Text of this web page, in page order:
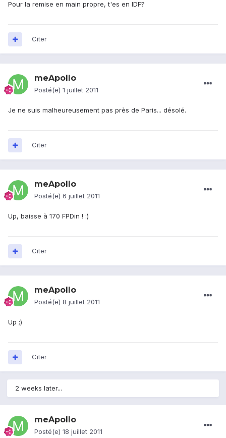
Pour la remise en main propre, t'es en IDF?
Citer
meApollo
Posté(e) 1 juillet 2011
Je ne suis malheureusement pas près de Paris... désolé.
Citer
meApollo
Posté(e) 6 juillet 2011
Up, baisse à 170 FPDin ! :)
Citer
meApollo
Posté(e) 8 juillet 2011
Up ;)
Citer
2 weeks later...
meApollo
Posté(e) 18 juillet 2011